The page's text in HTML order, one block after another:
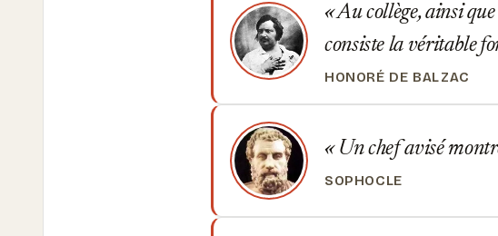
Au collège, ainsi
consiste la véritable
HONORÉ DE BALZAC
Un chef avisé
SOPHOCLE